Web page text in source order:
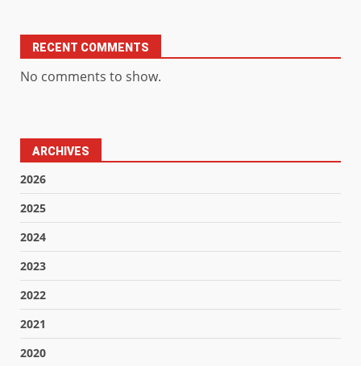
RECENT COMMENTS
No comments to show.
ARCHIVES
2026
2025
2024
2023
2022
2021
2020